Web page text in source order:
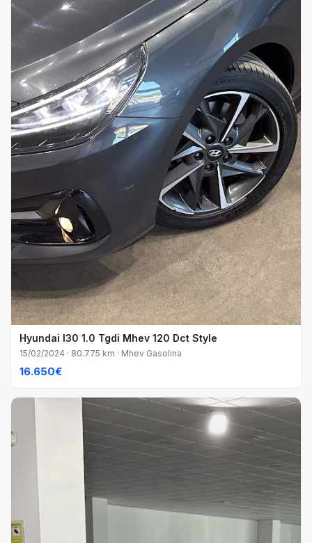
Hyundai I30 1.0 Tgdi Mhev 120 Dct Style
15/02/2024 · 80.775 km · Mhev Gasolina
16.650€